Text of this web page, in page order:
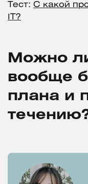
Тест: С какой
IT?
Можно
вообще
плана и